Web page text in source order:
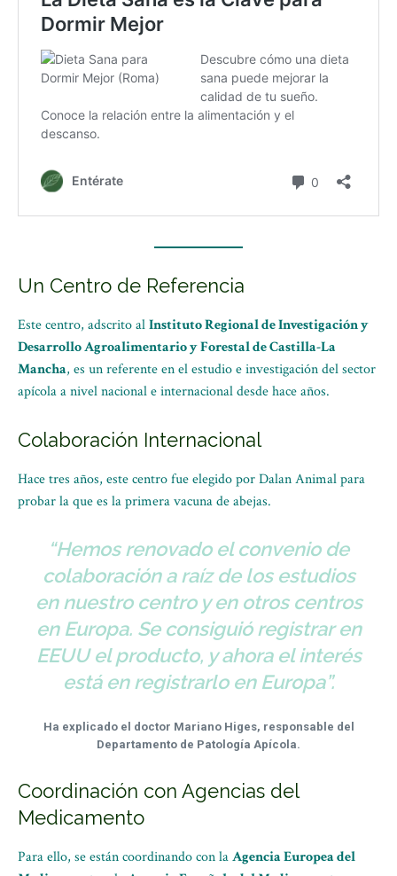
Un Centro de Referencia
Este centro, adscrito alInstituto Regional de Investigación y
Desarrollo Agroalimentario y Forestal de Castilla-La
Mancha, es un referente en el estudio e investigación del sector
apícola a nivel nacional e internacional desde hace años.
Colaboración Internacional
Hace tres años, este centro fue elegido por Dalan Animal para
probar la que es la primera vacuna de abejas.
“Hemos renovado el convenio de
colaboración a raíz de los estudios
en nuestro centro y en otros centros
en Europa. Se consiguió registrar en
EEUU el producto, y ahora el interés
está en registrarlo en Europa”.
Ha explicado el doctor Mariano Higes, responsable del
Departamento de Patología Apícola.
Coordinación con Agencias del
Medicamento
Para ello, se están coordinando con laAgencia Europea del